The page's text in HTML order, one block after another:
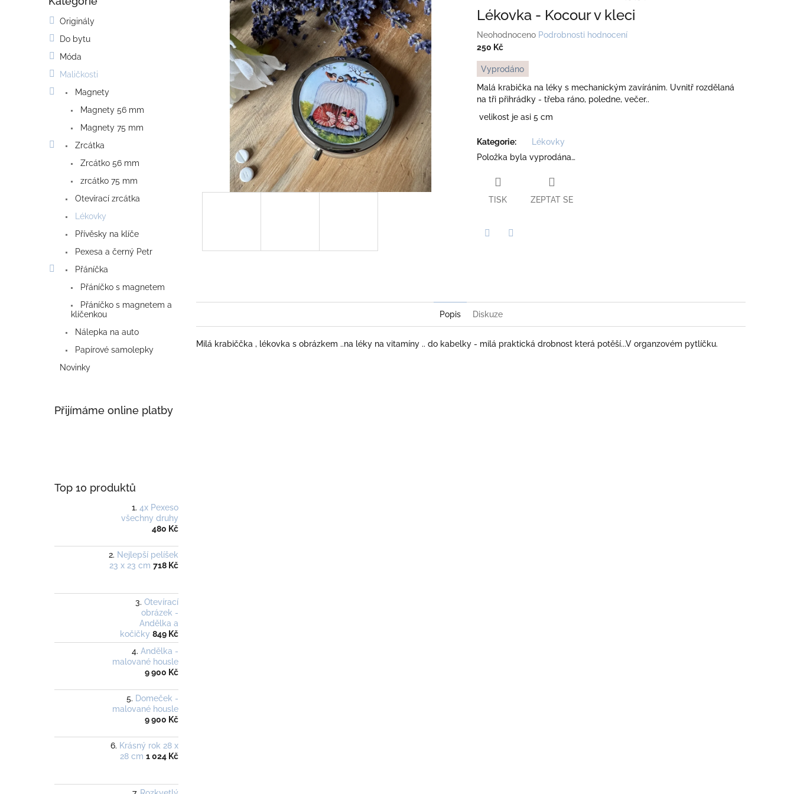
Originály
Do bytu
Móda
Maličkosti
Magnety
Magnety 56 mm
Magnety 75 mm
Zrcátka
Zrcátko 56 mm
zrcátko 75 mm
Otevírací zrcátka
Lékovky
Přívěsky na klíče
Pexesa a černý Petr
Přáníčka
Přáníčko s magnetem
Přáníčko s magnetem a
klíčenkou
Nálepka na auto
Papírové samolepky
Novinky
Přijímáme online platby
Top 10 produktů
4x Pexeso
všechny druhy
480 Kč
Nejlepší pelíšek
23 x 23 cm 718 Kč
Otevírací
obrázek -
Andělka a
kočičky 849 Kč
Andělka -
malované housle
9 900 Kč
Domeček -
malované housle
9 900 Kč
Krásný rok 28 x
28 cm 1 024 Kč
Lékovka - Kocour v kleci
Průměrné
hodnocení
je
0,0
z
5
hvězdiček.
Neohodnoceno Podrobnosti hodnocení
250 Kč
Měrná
cena:
Vyprodáno
Malá krabička na léky s mechanickým zavíráním. Uvnitř rozdělaná
na tři přihrádky - třeba ráno, poledne, večer..
velikost je asi 5 cm
Kategorie:
Lékovky
Položka byla vyprodána…
TISK ZEPTAT SE
Popis Diskuze
Milá krabiččka , lékovka s obrázkem ..na léky na vitamíny .. do kabelky - milá praktická drobnost která potěší...V organzovém pytlíčku.